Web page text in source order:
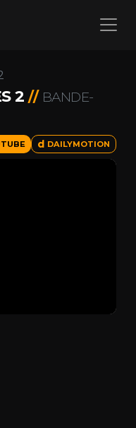
2 // BANDE-
DAILYMOTION